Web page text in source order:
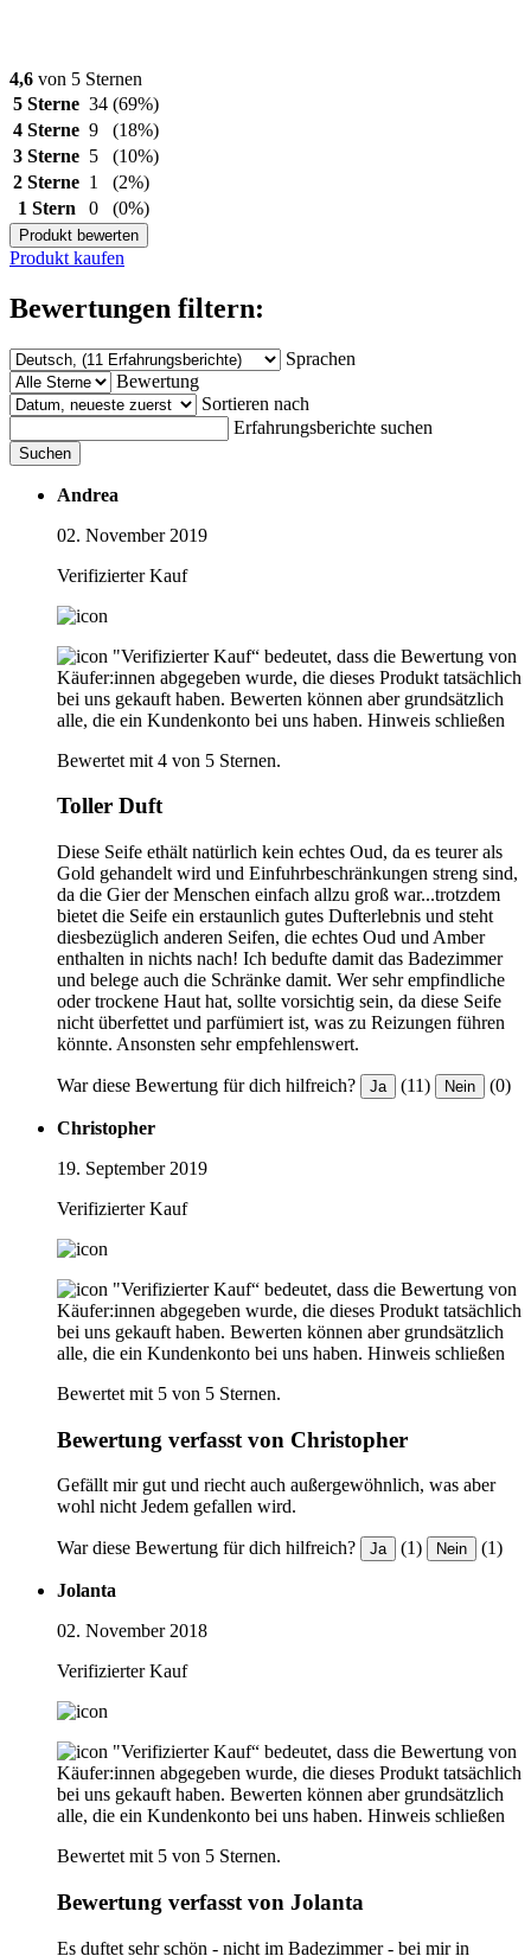
4,6 von 5 Sternen
5 Sterne 34 (69%)
4 Sterne 9
(18%)
3 Sterne 5
(10%)
2 Sterne 1
(2%)
1 Stern
0 (0%)
Produkt bewerten
Produkt kaufen
Bewertungen filtern:
Sprachen
Bewertung
Sortieren nach
Erfahrungsberichte suchen
Suchen
Andrea
02. November 2019
Verifizierter Kauf
"Verifizierter Kauf“ bedeutet, dass die Bewertung von
Käufer:innen abgegeben wurde, die dieses Produkt tatsächlich
bei uns gekauft haben. Bewerten können aber grundsätzlich
alle, die ein Kundenkonto bei uns haben. Hinweis schließen
Bewertet mit 4 von 5 Sternen.
Toller Duft
Diese Seife ethält natürlich kein echtes Oud, da es teurer als
Gold gehandelt wird und Einfuhrbeschränkungen streng sind,
da die Gier der Menschen einfach allzu groß war...trotzdem
bietet die Seife ein erstaunlich gutes Dufterlebnis und steht
diesbezüglich anderen Seifen, die echtes Oud und Amber
enthalten in nichts nach! Ich bedufte damit das Badezimmer
und belege auch die Schränke damit. Wer sehr empfindliche
oder trockene Haut hat, sollte vorsichtig sein, da diese Seife
nicht überfettet und parfümiert ist, was zu Reizungen führen
könnte. Ansonsten sehr empfehlenswert.
War diese Bewertung für dich hilfreich? Ja (11) Nein (0)
Christopher
19. September 2019
Verifizierter Kauf
"Verifizierter Kauf“ bedeutet, dass die Bewertung von
Käufer:innen abgegeben wurde, die dieses Produkt tatsächlich
bei uns gekauft haben. Bewerten können aber grundsätzlich
alle, die ein Kundenkonto bei uns haben. Hinweis schließen
Bewertet mit 5 von 5 Sternen.
Bewertung verfasst von Christopher
Gefällt mir gut und riecht auch außergewöhnlich, was aber
wohl nicht Jedem gefallen wird.
War diese Bewertung für dich hilfreich? Ja (1) Nein (1)
Jolanta
02. November 2018
Verifizierter Kauf
"Verifizierter Kauf“ bedeutet, dass die Bewertung von
Käufer:innen abgegeben wurde, die dieses Produkt tatsächlich
bei uns gekauft haben. Bewerten können aber grundsätzlich
alle, die ein Kundenkonto bei uns haben. Hinweis schließen
Bewertet mit 5 von 5 Sternen.
Bewertung verfasst von Jolanta
Es duftet sehr schön - nicht im Badezimmer - bei mir in